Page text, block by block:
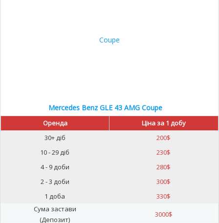
Mercedes Benz GLE 43 AMG Coupe
Оренда
Ціна за 1 добу
30+ діб
200$
10 - 29 діб
230$
4 - 9 доби
280$
2 - 3 доби
300$
1 доба
330$
Сума застави
(Депозит)
3000$